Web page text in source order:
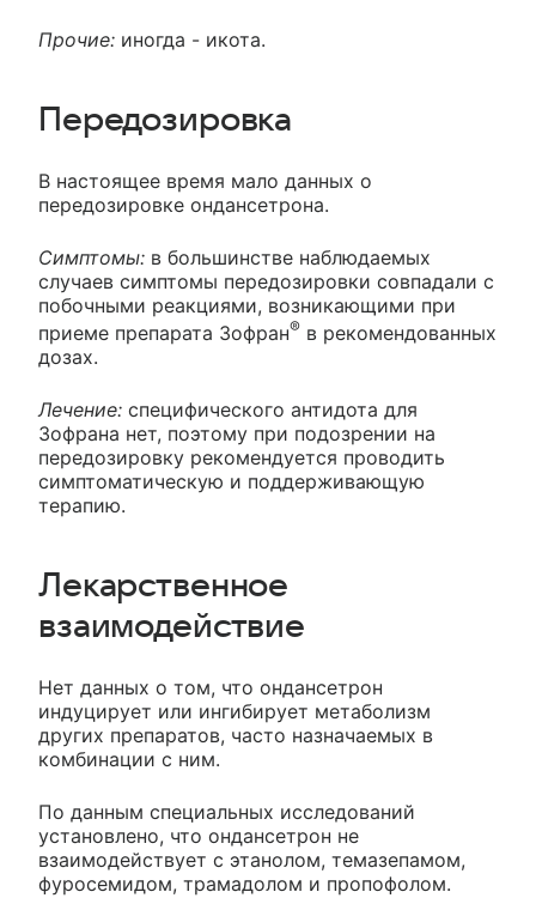
Прочие: иногда - икота.
Передозировка
В настоящее время мало данных о
передозировке ондансетрона.
Симптомы: в большинстве наблюдаемых
случаев симптомы передозировки совпадали с
побочными реакциями, возникающими при
приеме препарата Зофран® в рекомендованных
дозах.
Лечение: специфического антидота для
Зофрана нет, поэтому при подозрении на
передозировку рекомендуется проводить
симптоматическую и поддерживающую
терапию.
Лекарственное
взаимодействие
Нет данных о том, что ондансетрон
индуцирует или ингибирует метаболизм
других препаратов, часто назначаемых в
комбинации с ним.
По данным специальных исследований
установлено, что ондансетрон не
взаимодействует с этанолом, темазепамом,
фуросемидом, трамадолом и пропофолом.